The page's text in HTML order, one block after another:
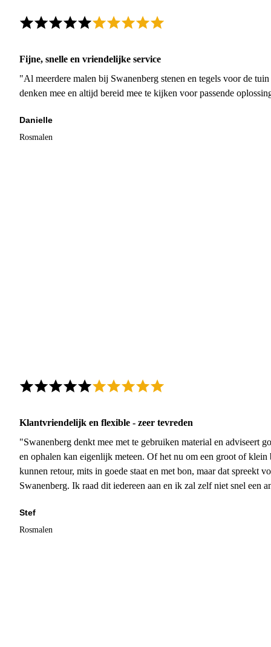
Fijne, snelle en vriendelijke service
"Al meerdere malen bij Swanenberg stenen en tegels voor de
denken mee en altijd bereid mee te kijken voor passende
Danielle
Rosmalen
Klantvriendelijk en flexible - zeer tevreden
"Swanenberg denkt mee met te gebruiken material en adviseert
en ophalen kan eigenlijk meteen. Of het nu om een groot of
kunnen retour, mits in goede staat en met bon, maar dat spreekt
Swanenberg. Ik raad dit iedereen aan en ik zal zelf niet snel een
Stef
Rosmalen